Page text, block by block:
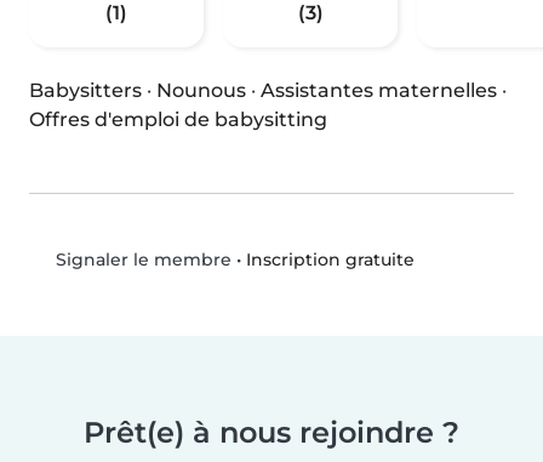
(1) (3)
Babysitters · Nounous · Assistantes maternelles ·
Offres d'emploi de babysitting
Signaler le membre • Inscription gratuite
Prêt(e) à nous rejoindre ?